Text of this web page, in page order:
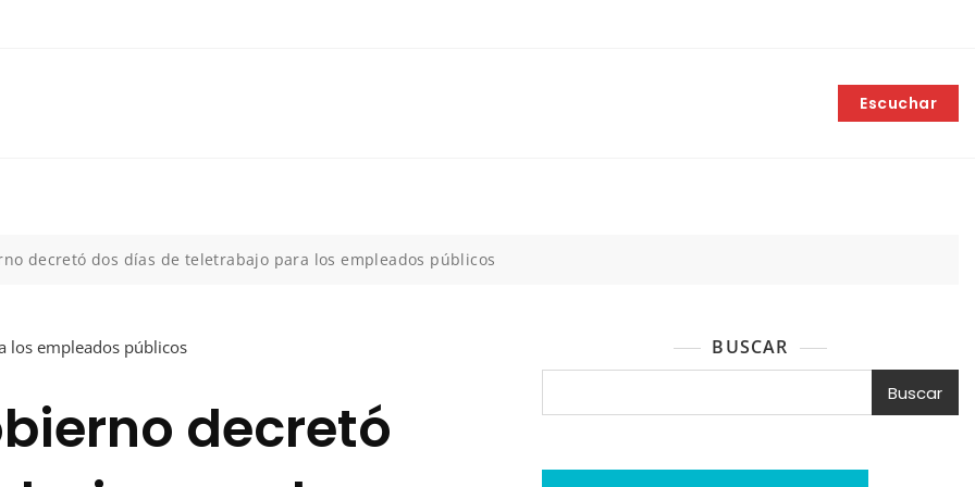
Escuchar
decretó dos días de teletrabajo para los empleados públicos
decretó
BUSCAR
Buscar